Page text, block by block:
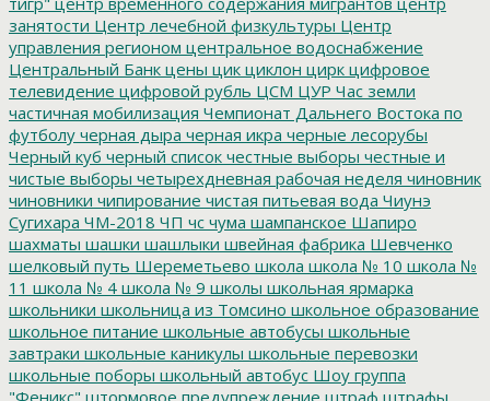
занятости Центр лечебной физкультуры Центр
управления регионом центральное водоснабжение
Центральный Банк цены цик циклон цирк цифровое
телевидение цифровой рубль ЦСМ ЦУР Час земли
частичная мобилизация Чемпионат Дальнего Востока по
футболу черная дыра черная икра черные лесорубы
Черный куб черный список честные выборы честные и
чистые выборы четырехдневная рабочая неделя чиновник
чиновники чипирование чистая питьевая вода Чиунэ
Сугихара ЧМ-2018 ЧП чс чума шампанское Шапиро
шахматы шашки шашлыки швейная фабрика Шевченко
шелковый путь Шереметьево школа школа № 10 школа №
11 школа № 4 школа № 9 школы школьная ярмарка
школьники школьница из Томсино школьное образование
школьное питание школьные автобусы школьные
завтраки школьные каникулы школьные перевозки
школьные поборы школьный автобус Шоу группа
"Феникс" штормовое предупреждение штраф штрафы